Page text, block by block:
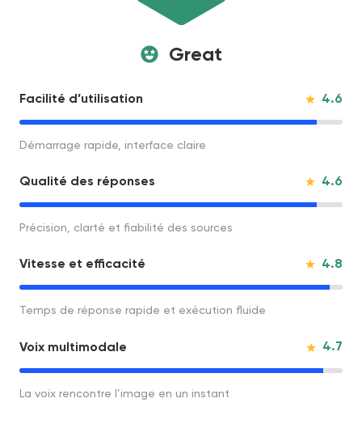
Great
Facilité d’utilisation 4.6
Démarrage rapide, interface claire
Qualité des réponses 4.6
Précision, clarté et fiabilité des sources
Vitesse et efficacité 4.8
Temps de réponse rapide et exécution fluide
Voix multimodale 4.7
La voix rencontre l’image en un instant